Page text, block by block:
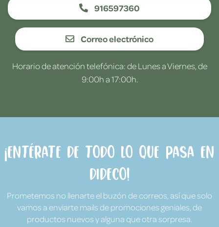
916597360
Correo electrónico
Horario de atención telefónica: de Lunes a Viernes, de
9:00h a 17:00h.
¡Entérate de todo lo que pasa en
Dideco!
Prometemos no llenarte el buzón de correos, así que solo
vamos a enviarte mails de promociones geniales, de
productos nuevos y alguna que otra sorpresa.